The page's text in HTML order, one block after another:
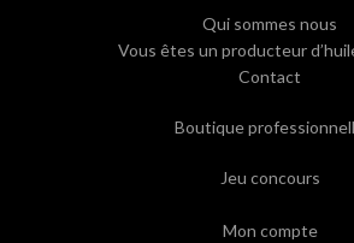
Qui sommes nous
Vous êtes un producteur
Contact
Boutique
Jeu concours
Mon compte